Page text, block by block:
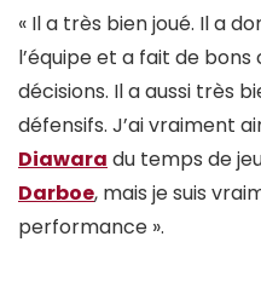
« Il a très bien joué. Il a
l’équipe et a fait de
décisions. Il a aussi très
défensifs. J’ai vraiment
Diawara du temps de
Darboe, mais je suis
performance ».